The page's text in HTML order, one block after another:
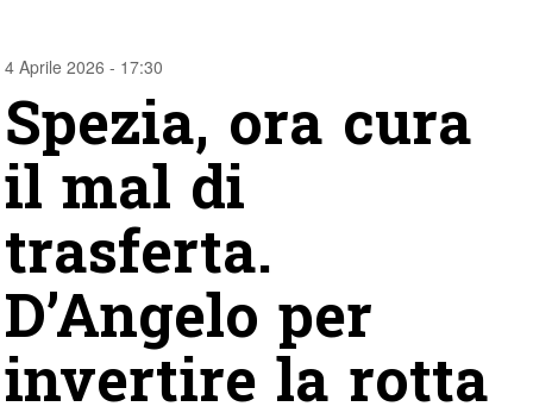
4 Aprile 2026 - 17:30
Spezia, ora cura
il mal di
trasferta.
D’Angelo per
invertire la rotta